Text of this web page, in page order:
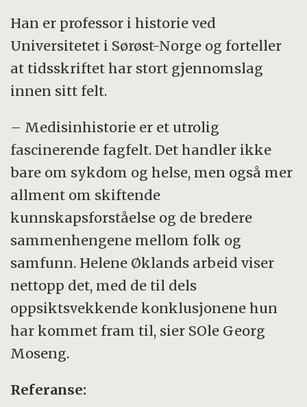
sykdommen livet av rundt 15 000 personer.
Han er professor i historie ved
Universitetet i Sørøst-Norge og forteller
at tidsskriftet har stort gjennomslag
innen sitt felt.
– Medisinhistorie er et utrolig
fascinerende fagfelt. Det handler ikke
bare om sykdom og helse, men også mer
allment om skiftende
kunnskapsforståelse og de bredere
sammenhengene mellom folk og
samfunn. Helene Øklands arbeid viser
nettopp det, med de til dels
oppsiktsvekkende konklusjonene hun
har kommet fram til, sier SOle Georg
Moseng.
Referanse: